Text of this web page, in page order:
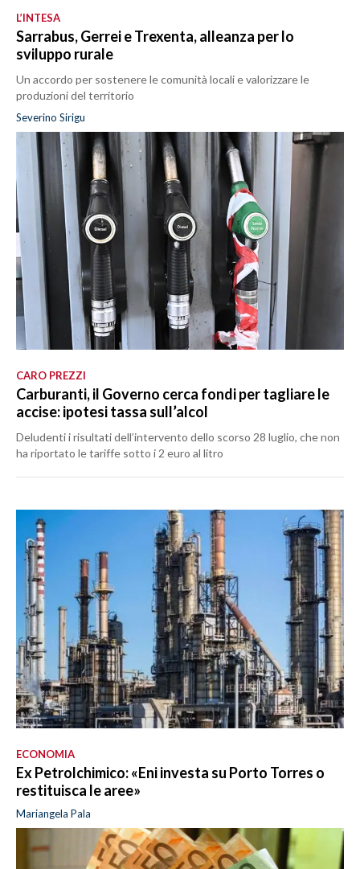
L’INTESA
Sarrabus, Gerrei e Trexenta, alleanza per lo
sviluppo rurale
Un accordo per sostenere le comunità locali e valorizzare le
produzioni del territorio
Severino Sirigu
CARO PREZZI
Carburanti, il Governo cerca fondi per tagliare le
accise: ipotesi tassa sull’alcol
Deludenti i risultati dell’intervento dello scorso 28 luglio, che non
ha riportato le tariffe sotto i 2 euro al litro
ECONOMIA
Ex Petrolchimico: «Eni investa su Porto Torres o
restituisca le aree»
Mariangela Pala